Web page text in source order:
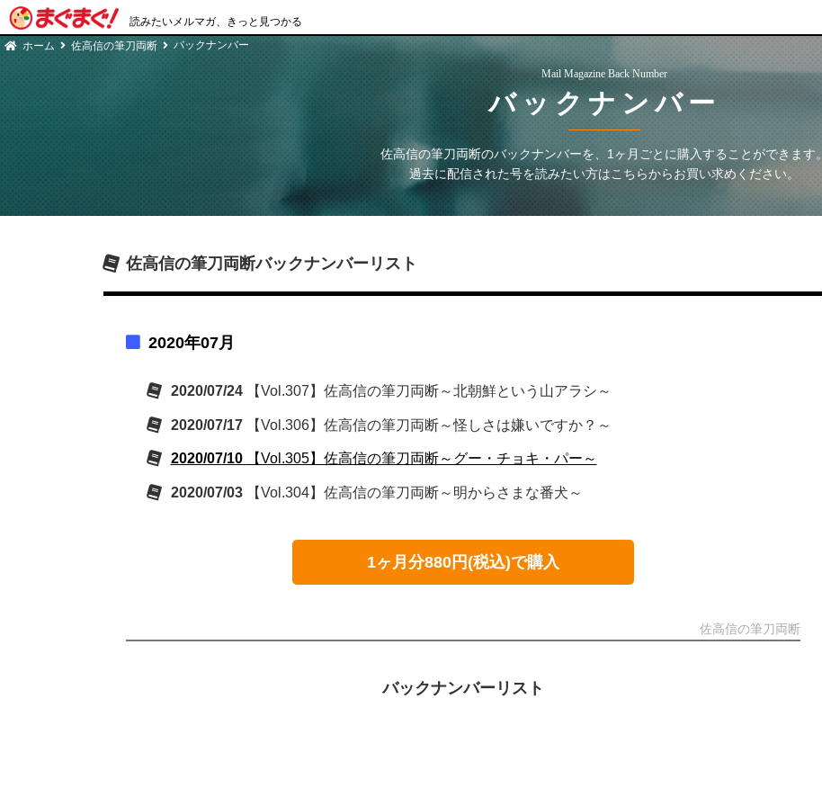
読みたいメルマガ、きっと見つかる
ホーム 佐高信の筆刀両断 バックナンバー
Mail Magazine Back Number
バックナンバー
佐高信の筆刀両断のバックナンバーを、1ヶ月ごとに購入することができます。
過去に配信された号を読みたい方はこちらからお買い求めください。
佐高信の筆刀両断バックナンバーリスト
2020年07月
2020/07/24 【Vol.307】佐高信の筆刀両断～北朝鮮という山アラシ～
2020/07/17 【Vol.306】佐高信の筆刀両断～怪しさは嫌いですか？～
2020/07/10 【Vol.305】佐高信の筆刀両断～グー・チョキ・パー～
2020/07/03 【Vol.304】佐高信の筆刀両断～明からさまな番犬～
1ヶ月分880円(税込)で購入
佐高信の筆刀両断
バックナンバーリスト